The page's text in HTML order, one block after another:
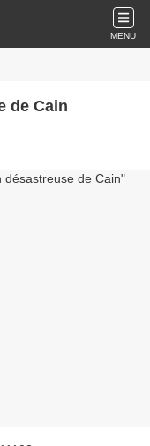
MENU
de Cain